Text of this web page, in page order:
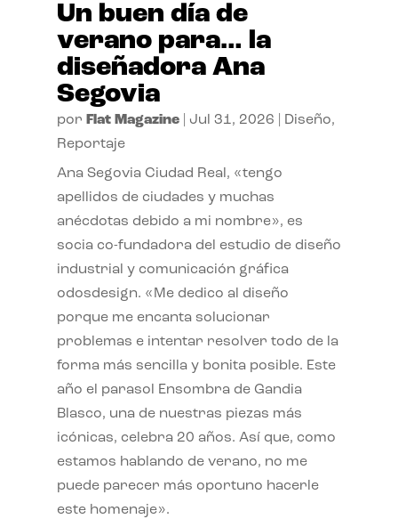
Un buen día de
verano para… la
diseñadora Ana
Segovia
por Flat Magazine| Jul 31, 2026 Diseño,
Reportaje
Ana Segovia Ciudad Real, «tengo
apellidos de ciudades y muchas
anécdotas debido a mi nombre», es
socia co-fundadora del estudio de diseño
industrial y comunicación gráfica
odosdesign. «Me dedico al diseño
porque me encanta solucionar
problemas e intentar resolver todo de la
forma más sencilla y bonita posible. Este
año el parasol Ensombra de Gandia
Blasco, una de nuestras piezas más
icónicas, celebra 20 años. Así que, como
estamos hablando de verano, no me
puede parecer más oportuno hacerle
este homenaje».